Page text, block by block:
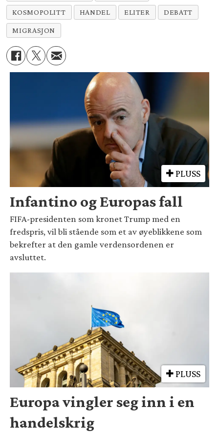
KOSMOPOLITT HANDEL ELITER DEBATT
MIGRASJON
PLUSS
Infantino og Europas fall
FIFA-presidenten som kronet Trump med en
fredspris, vil bli stående som et av øyeblikkene som
bekrefter at den gamle verdensordenen er
avsluttet.
PLUSS
Europa vingler seg inn i en
handelskrig